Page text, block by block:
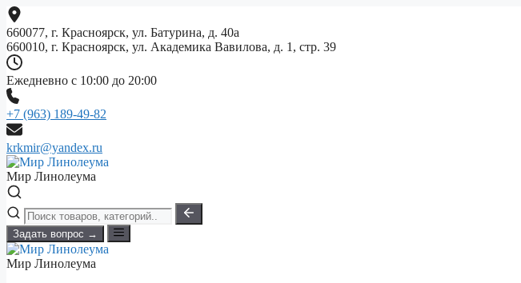
Перейти
к
содержимому
660077, г. Красноярск, ул. Батурина, д. 40а
660010, г. Красноярск, ул. Академика Вавилова, д. 1, стр. 39
Ежедневно с 10:00 до 20:00
+7 (963) 189-49-82
krkmir@yandex.ru
Мир Линолеума
Задать вопрос →
Мир Линолеума